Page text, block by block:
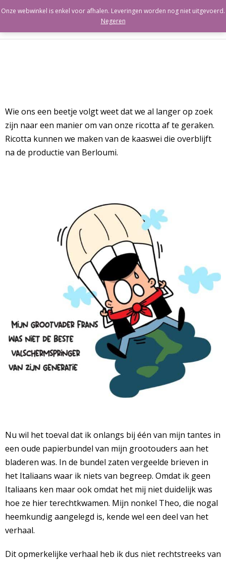
Berloumi
Paneer
Cacioricotta
Wie ons een beetje volgt weet dat we al langer op zoek
zijn naar een manier om van onze ricotta af te geraken.
Ricotta kunnen we maken van de kaaswei die overblijft
na de productie van Berloumi.
Nu wil het toeval dat ik onlangs bij één van mijn tantes in
een oude papierbundel van mijn grootouders aan het
bladeren was. In de bundel zaten vergeelde brieven in
het Italiaans waar ik niets van begreep. Omdat ik geen
Italiaans ken maar ook omdat het mij niet duidelijk was
hoe ze hier terechtkwamen. Mijn nonkel Theo, die nogal
heemkundig aangelegd is, kende wel een deel van het
verhaal.
Dit opmerkelijke verhaal heb ik dus niet rechtstreeks van
Onze webwinkel is enkel voor afhalen. Leveringen worden nog niet uitgevoerd.
Negeren